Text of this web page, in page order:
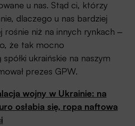
u nas. Stąd ci, którzy
dlaczego u nas bardziej
rośnie niż na innych rynkach ‒
że tak mocno
ukraińskie na naszym
prezes GPW.
wojny w Ukrainie: na
osłabia się, ropa naftowa